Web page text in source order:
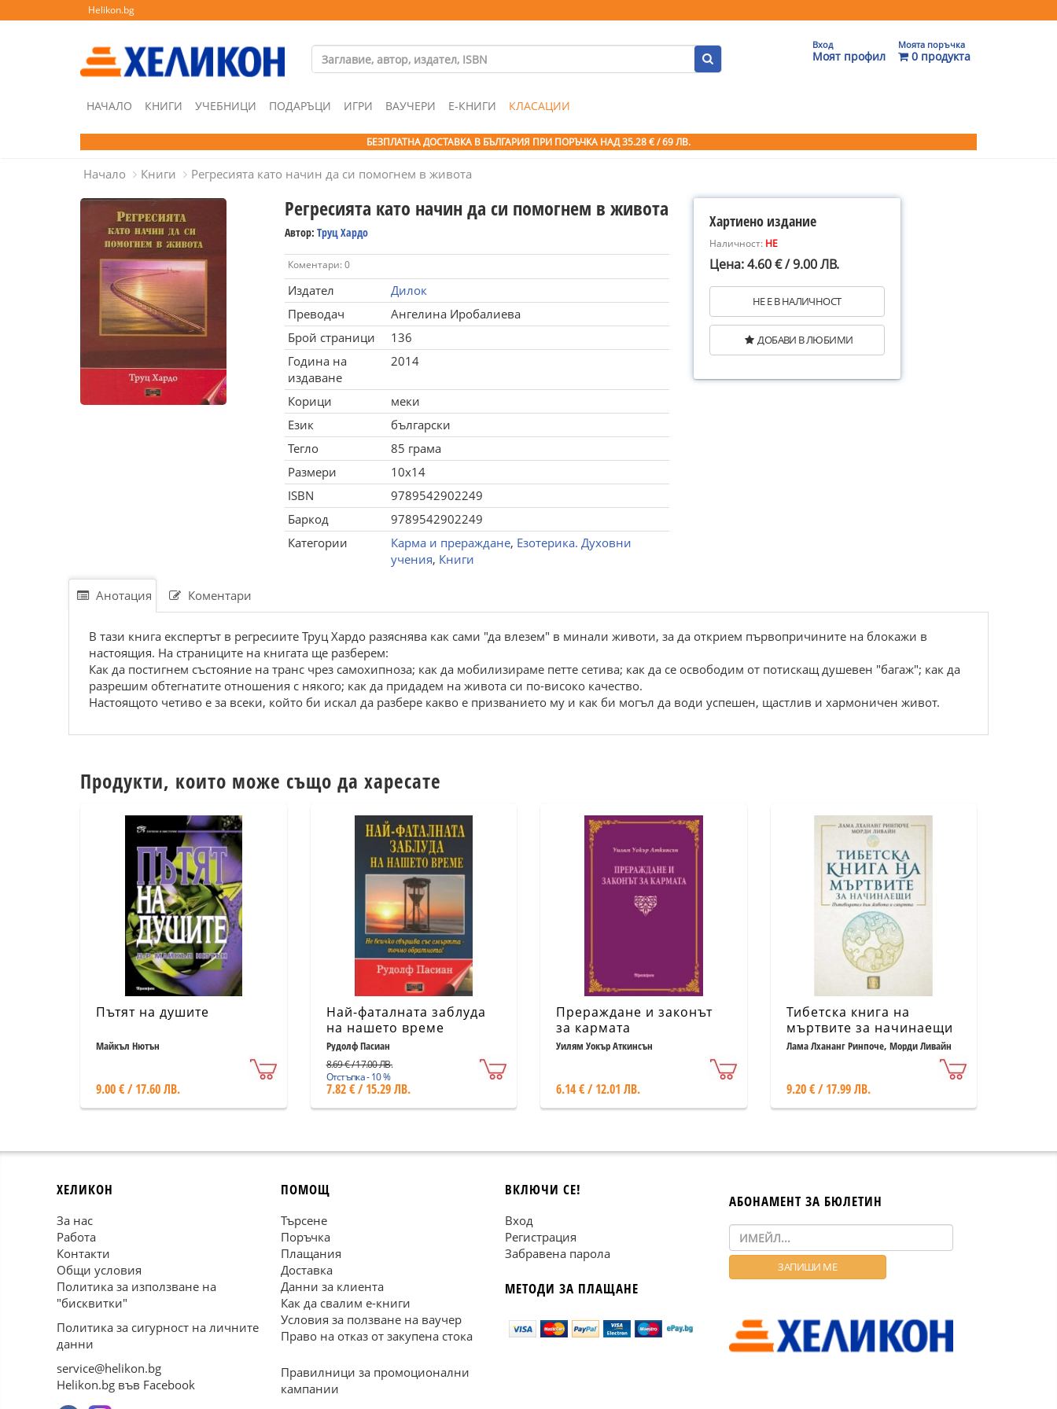
Helikon.bg
Вход
Моят профил
Моята поръчка
0 продукта
НАЧАЛО КНИГИ УЧЕБНИЦИ ПОДАРЪЦИ ИГРИ ВАУЧЕРИ Е-КНИГИ КЛАСАЦИИ
БЕЗПЛАТНА ДОСТАВКА В БЪЛГАРИЯ ПРИ ПОРЪЧКА НАД 35.28 € / 69 ЛВ.
Начало Книги Регресията като начин да си помогнем в живота
Регресията като начин да си помогнем в живота
Автор: Труц Хардо
Коментари: 0
Издател
Дилок
Преводач
Ангелина Иробалиева
Брой страници
136
Година на
издаване
2014
Корици
меки
Език
български
Тегло
85 грама
Размери
10x14
ISBN
9789542902249
Баркод
9789542902249
Категории
Карма и прераждане, Езотерика. Духовни
учения, Книги
Хартиено издание
Наличност: НЕ
Цена: 4.60 € / 9.00 ЛВ.
НЕ Е В НАЛИЧНОСТ
ДОБАВИ В ЛЮБИМИ
Анотация Коментари
В тази книга експертът в регресиите Труц Хардо разяснява как сами "да влезем" в минали животи, за да открием първопричините на блокажи в
настоящия. На страниците на книгата ще разберем:
Как да постигнем състояние на транс чрез самохипноза; как да мобилизираме петте сетива; как да се освободим от потискащ душевен "багаж"; как да
разрешим обтегнатите отношения с някого; как да придадем на живота си по-високо качество.
Настоящото четиво е за всеки, който би искал да разбере какво е призванието му и как би могъл да води успешен, щастлив и хармоничен живот.
Продукти, които може също да харесате
Пътят на душите
Майкъл Нютън
9.00 € / 17.60 ЛВ.
Най-фаталната заблуда
на нашето време
Рудолф Пасиан
8.69 € / 17.00 ЛВ.
Отстъпка - 10 %
7.82 € / 15.29 ЛВ.
Прераждане и законът
за кармата
Уилям Уокър Аткинсън
6.14 € / 12.01 ЛВ.
Тибетска книга на
мъртвите за начинаещи
(твърда корица)
Лама Лхананг Ринпоче, Морди Ливайн
9.20 € / 17.99 ЛВ.
ХЕЛИКОН
За нас
Работа
Контакти
Общи условия
Политика за използване на
"бисквитки"
Политика за сигурност на личните
данни
service@helikon.bg
Helikon.bg във Facebook
ПОМОЩ
Търсене
Поръчка
Плащания
Доставка
Данни за клиента
Как да свалим е-книги
Условия за ползване на ваучер
Право на отказ от закупена стока
Правилници за промоционални
кампании
ВКЛЮЧИ СЕ!
Вход
Регистрация
Забравена парола
МЕТОДИ ЗА ПЛАЩАНЕ
АБОНАМЕНТ ЗА БЮЛЕТИН